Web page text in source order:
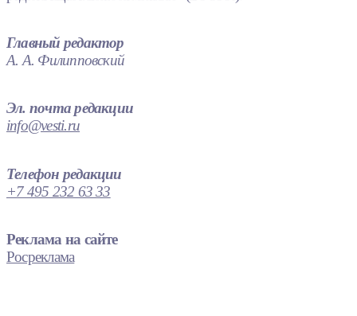
Главный редактор
А. А. Филипповский
Эл. почта редакции
info@vesti.ru
Телефон редакции
+7 495 232 63 33
Реклама на сайте
Росреклама